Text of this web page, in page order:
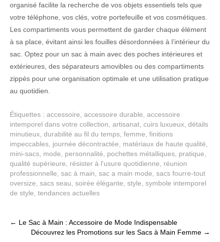
organisé facilite la recherche de vos objets essentiels tels que
votre téléphone, vos clés, votre portefeuille et vos cosmétiques.
Les compartiments vous permettent de garder chaque élément
à sa place, évitant ainsi les fouilles désordonnées à l’intérieur du
sac. Optez pour un sac à main avec des poches intérieures et
extérieures, des séparateurs amovibles ou des compartiments
zippés pour une organisation optimale et une utilisation pratique
au quotidien.
Étiquettes : accessoire accessoire durable accessoire
intemporel dans votre collection artisanat cuirs luxueux détails
minutieux durabilité au fil du temps femme finitions
impeccables journée décontractée matériaux de haute qualité
mini-sacs mode personnalité pochettes métalliques pratique
qualité supérieure
résister à l'usure quotidienne
réunion
professionnelle sac à main sac a main mode sacs fourre-tout
oversize sacs seau soirée élégante style symbole intemporel
de style tendances actuelles
Post
navigation
← Le Sac à Main : Accessoire de Mode Indispensable
Découvrez les Promotions sur les Sacs à Main Femme →